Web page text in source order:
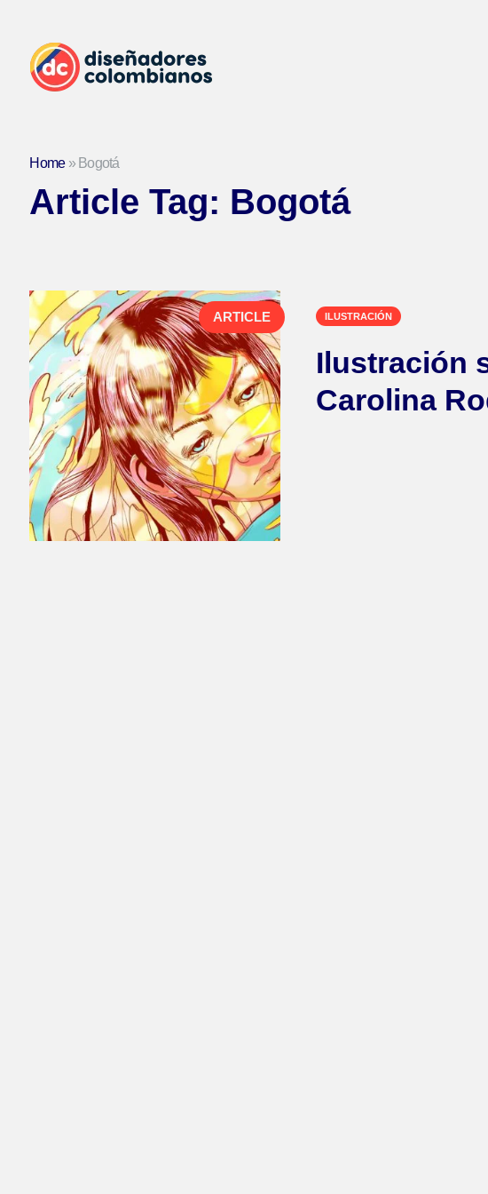
Home» Bogotá
Article Tag: Bogotá
ARTICLE ILUSTRACIÓN
Ilustración
Carolina